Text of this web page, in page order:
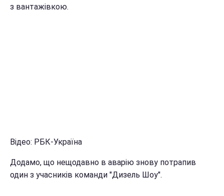
з вантажівкою.
Відео: РБК-Україна
Додамо, що нещодавно в аварію знову потрапив
один з учасників команди "Дизель Шоу".